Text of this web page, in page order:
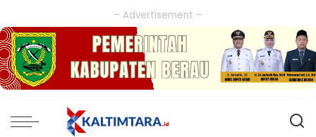
– Advertisement –